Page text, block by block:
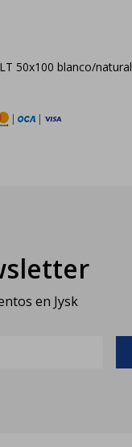
50x100 blanco/natural
| |
en Jysk